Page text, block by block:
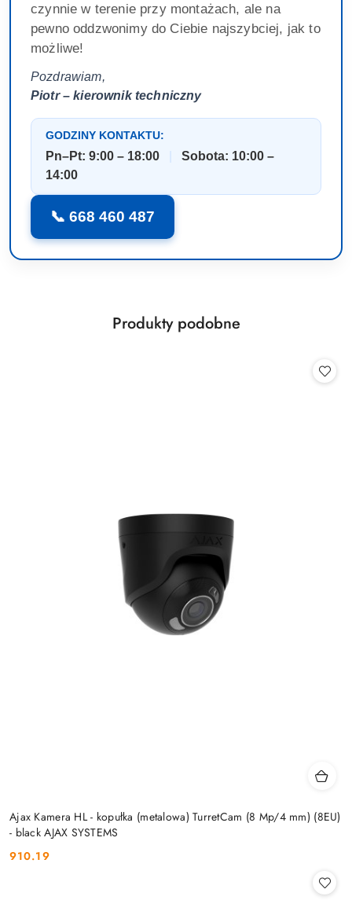
czynnie w terenie przy montażach, ale na
pewno oddzwonimy do Ciebie najszybciej, jak to
możliwe!
Pozdrawiam,
Piotr – kierownik techniczny
GODZINY KONTAKTU:
Pn–Pt: 9:00 – 18:00
Sobota: 10:00 –
14:00
📞 668 460 487
Pomiń karuzelę produktów
Produkty
Produkty podobne
Ajax Kamera HL - kopułka (metalowa) TurretCam (8 Mp/4 mm) (8EU)
- black AJAX SYSTEMS
Cena:
910.19